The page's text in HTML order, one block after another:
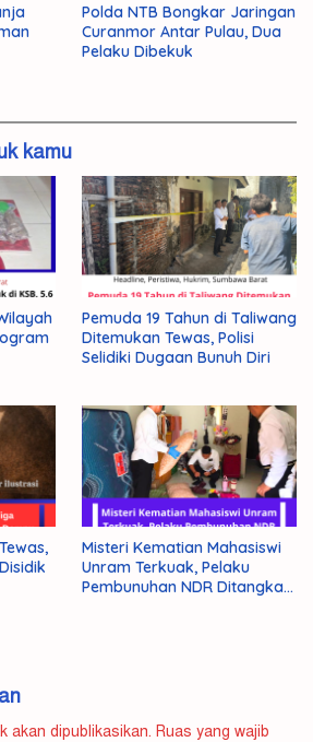
Polda NTB Bongkar Jaringan
Curanmor Antar Pulau, Dua
Pelaku Dibekuk
kamu
Pemuda 19 Tahun di Taliwang
Ditemukan Tewas, Polisi
Selidiki Dugaan Bunuh Diri
Misteri Kematian Mahasiswi
Unram Terkuak, Pelaku
Pembunuhan NDR Ditangkap
akan dipublikasikan. Ruas yang wajib